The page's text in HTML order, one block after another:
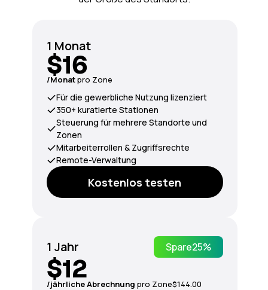
1 Monat
$16
/Monatpro Zone
Für die gewerbliche Nutzung lizenziert
350+ kuratierte Stationen
Steuerung für mehrere Standorte und
Zonen
Mitarbeiterrollen & Zugriffsrechte
Remote-Verwaltung
Kostenlos testen
1 Jahr Spare25%
$12
/jährliche Abrechnung pro Zone$144.00